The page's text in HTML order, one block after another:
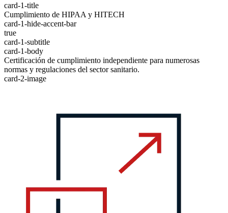
card-1-title
Cumplimiento de HIPAA y HITECH
card-1-hide-accent-bar
true
card-1-subtitle
card-1-body
Certificación de cumplimiento independiente para numerosas
normas y regulaciones del sector sanitario.
card-2-image